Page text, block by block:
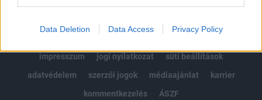
Data Deletion Data Access Privacy Policy
impresszum
jogi nyilatkozat
süti beállítások
adatvédelem
szerzői jogok médiaajánlat
karrier
kommentkezelés
ÁSZF